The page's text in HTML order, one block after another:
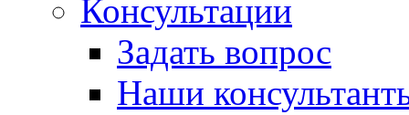
Консультации
Задать вопрос
Наши